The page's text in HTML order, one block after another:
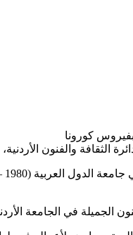
كورونا
الجميلة في الجامعة